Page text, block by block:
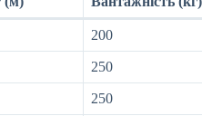
200
250
250